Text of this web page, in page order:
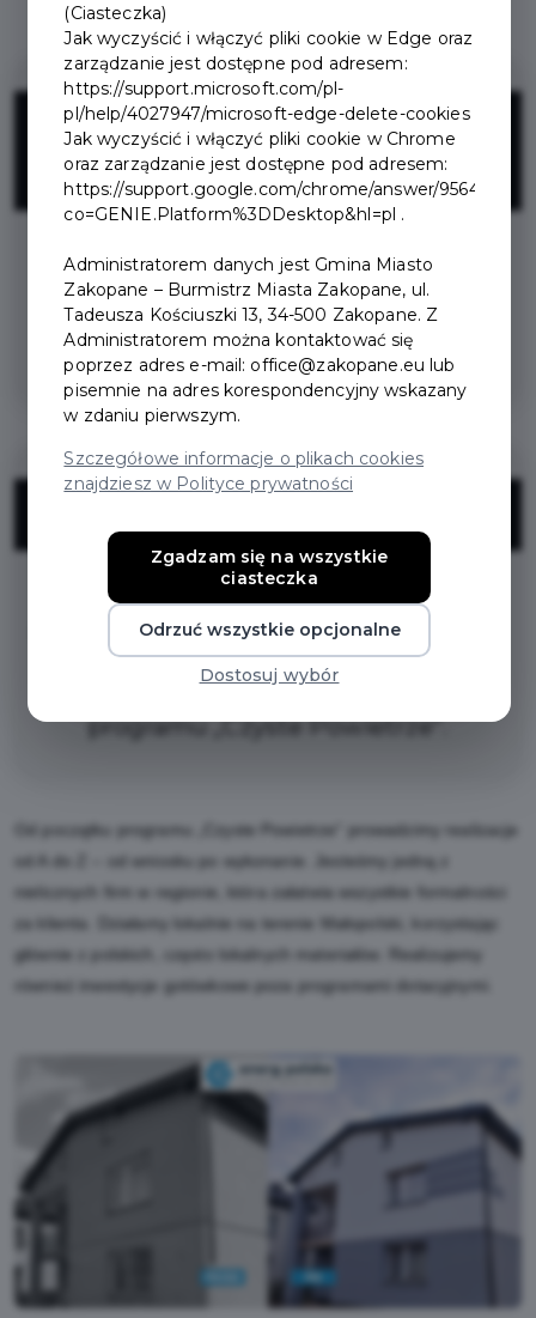
3%
ZNIŻKI
3% rabatu na kompleksowe usługi z
zakresu ociepleń,
termomodernizacji,wymiany źródła
ciepła oraz stolarki okiennej.
ZNIŻKI
Dodatkowo, klienci z kartą otrzymują
bezpłatny audyt energetyczny (wartość
rynkowa 1200 zł netto),niezbędny do
programu „Czyste Powietrze”.
Od początku programu „Czyste Powietrze” prowadzimy realizacje
od A do Z – od wniosku po wykonanie. Jesteśmy jedną z
nielicznych firm w regionie, która załatwia wszystkie formalności
za klienta. Działamy lokalnie na terenie Małopolski, korzystając
głównie z polskich, często lokalnych materiałów. Realizujemy
również inwestycje gotówkowe poza programami dotacyjnymi.
(Ciasteczka)
Jak wyczyścić i włączyć pliki cookie w Edge oraz
zarządzanie jest dostępne pod adresem:
https://support.microsoft.com/pl-
pl/help/4027947/microsoft-edge-delete-cookies
Jak wyczyścić i włączyć pliki cookie w Chrome
oraz zarządzanie jest dostępne pod adresem:
https://support.google.com/chrome/answer/95647?
co=GENIE.Platform%3DDesktop&hl=pl .
Administratorem danych jest Gmina Miasto
Zakopane – Burmistrz Miasta Zakopane, ul.
Tadeusza Kościuszki 13, 34-500 Zakopane. Z
Administratorem można kontaktować się
poprzez adres e-mail: office@zakopane.eu lub
pisemnie na adres korespondencyjny wskazany
w zdaniu pierwszym.
Szczegółowe informacje o plikach cookies
znajdziesz w Polityce prywatności
Zgadzam się na wszystkie
ciasteczka
Odrzuć wszystkie opcjonalne
Dostosuj wybór